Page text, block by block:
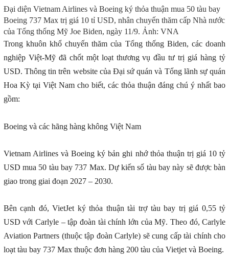
Đại diện Vietnam Airlines và Boeing ký thỏa thuận mua 50 tàu bay
Boeing 737 Max trị giá 10 tỉ USD, nhân chuyến thăm cấp Nhà nước
của Tổng thống Mỹ Joe Biden, ngày 11/9. Ảnh: VNA
Trong khuôn khổ chuyến thăm của Tổng thống Biden, các doanh
nghiệp Việt-Mỹ đã chốt một loạt thương vụ đầu tư trị giá hàng tỷ
USD. Thông tin trên website của Đại sứ quán và Tổng lãnh sự quán
Hoa Kỳ tại Việt Nam cho biết, các thỏa thuận đáng chú ý nhất bao
gồm:
Boeing và các hãng hàng không Việt Nam
Vietnam Airlines và Boeing ký bản ghi nhớ thỏa thuận trị giá 10 tỷ
USD mua 50 tàu bay 737 Max. Dự kiến số tàu bay này sẽ được bàn
giao trong giai đoạn 2027 – 2030.
Bên cạnh đó, VietJet ký thỏa thuận tài trợ tàu bay trị giá 0,55 tỷ
USD với Carlyle – tập đoàn tài chính lớn của Mỹ. Theo đó, Carlyle
Aviation Partners (thuộc tập đoàn Carlyle) sẽ cung cấp tài chính cho
loạt tàu bay 737 Max thuộc đơn hàng 200 tàu của Vietjet và Boeing.